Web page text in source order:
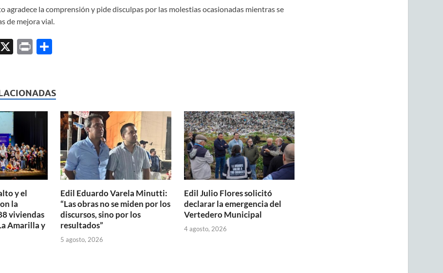
agradece la comprensión y pide disculpas por las molestias ocasionadas mientras se
de mejora vial.
X P C
p
ar
ti
y el
la
viviendas
Amarilla y
Edil Eduardo Varela Minutti:
“Las obras no se miden por los
discursos, sino por los
resultados”
5 agosto, 2026
Edil Julio Flores solicitó
declarar la emergencia del
Vertedero Municipal
4 agosto, 2026